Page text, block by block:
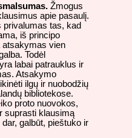
Žmogus
apie pasaulį.
privalumas tas, kad
iš principo
atsakymas vien
Todėl
labai patrauklus ir
Atsakymo
ilgų ir nuobodžių
bibliotekose.
proto nuovokos,
suprasti klausimą
galbūt, pieštuko ir